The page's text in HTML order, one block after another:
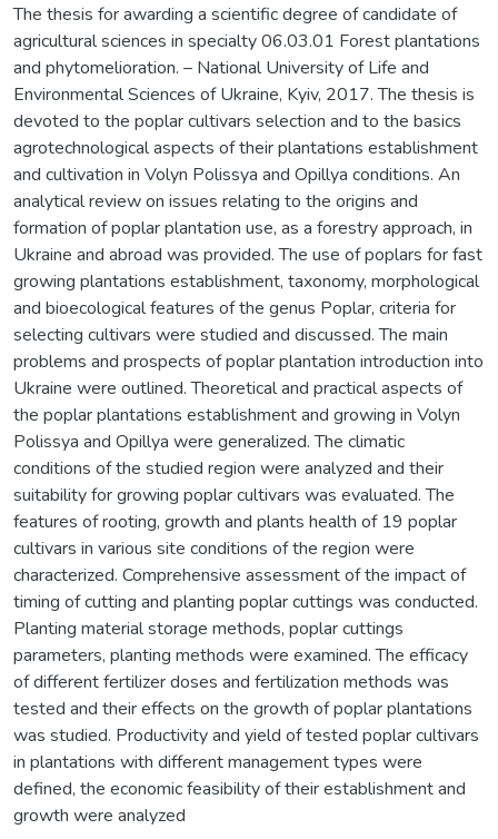
The thesis for awarding a scientific degree of candidate of
agricultural sciences in specialty 06.03.01 Forest plantations
and phytomelioration. – National University of Life and
Environmental Sciences of Ukraine, Kyiv, 2017. The thesis is
devoted to the poplar cultivars selection and to the basics
agrotechnological aspects of their plantations establishment
and cultivation in Volyn Polissya and Opillya conditions. An
analytical review on issues relating to the origins and
formation of poplar plantation use, as a forestry approach, in
Ukraine and abroad was provided. The use of poplars for fast
growing plantations establishment, taxonomy, morphological
and bioecological features of the genus Poplar, criteria for
selecting cultivars were studied and discussed. The main
problems and prospects of poplar plantation introduction into
Ukraine were outlined. Theoretical and practical aspects of
the poplar plantations establishment and growing in Volyn
Polissya and Opillya were generalized. The climatic
conditions of the studied region were analyzed and their
suitability for growing poplar cultivars was evaluated. The
features of rooting, growth and plants health of 19 poplar
cultivars in various site conditions of the region were
characterized. Comprehensive assessment of the impact of
timing of cutting and planting poplar cuttings was conducted.
Planting material storage methods, poplar cuttings
parameters, planting methods were examined. The efficacy
of different fertilizer doses and fertilization methods was
tested and their effects on the growth of poplar plantations
was studied. Productivity and yield of tested poplar cultivars
in plantations with different management types were
defined, the economic feasibility of their establishment and
growth were analyzed